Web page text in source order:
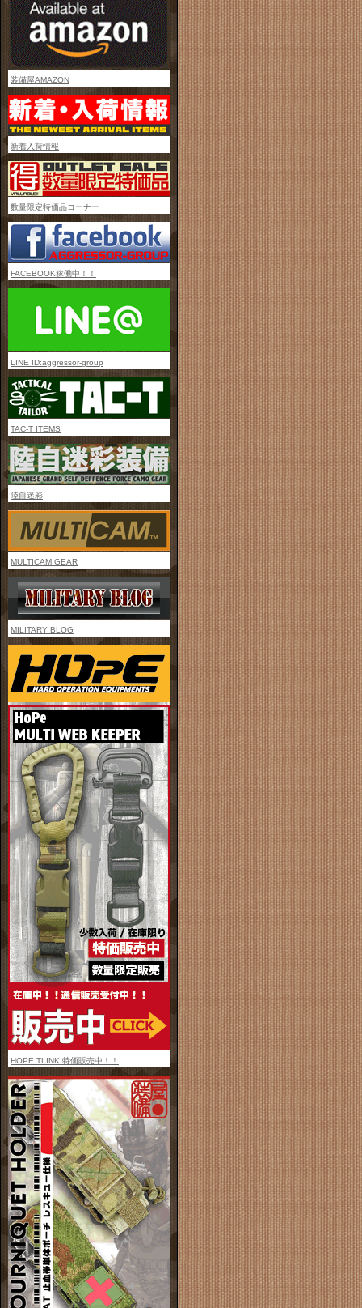
装備屋AMAZON
新着入荷情報
数量限定特価品コーナー
FACEBOOK稼働中！！
LINE ID:aggressor-group
TAC-T ITEMS
陸自迷彩
MULTICAM GEAR
MILITARY BLOG
HOPE TLINK 特価販売中！！